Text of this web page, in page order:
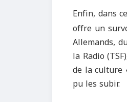
Enfin, dans
offre un
Allemands,
la Radio
de la culture
pu les subir.